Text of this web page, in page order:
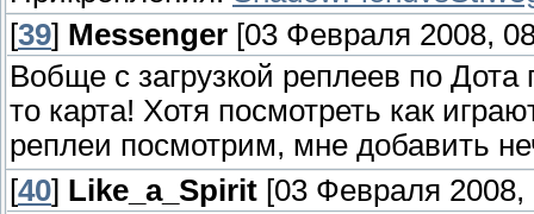
[39] Messenger [03 Февраля 2008,
Вобще с загрузкой реплеев по Дота
то карта! Хотя посмотреть как
реплеи посмотрим, мне добавить
[40] Like_a_Spirit [03 Февраля 2008,